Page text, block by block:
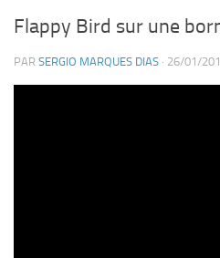
Flappy Bird sur une
PAR SERGIO MARQUES DIAS · 26/01/